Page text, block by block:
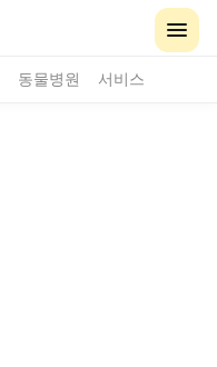
동물병원 서비스